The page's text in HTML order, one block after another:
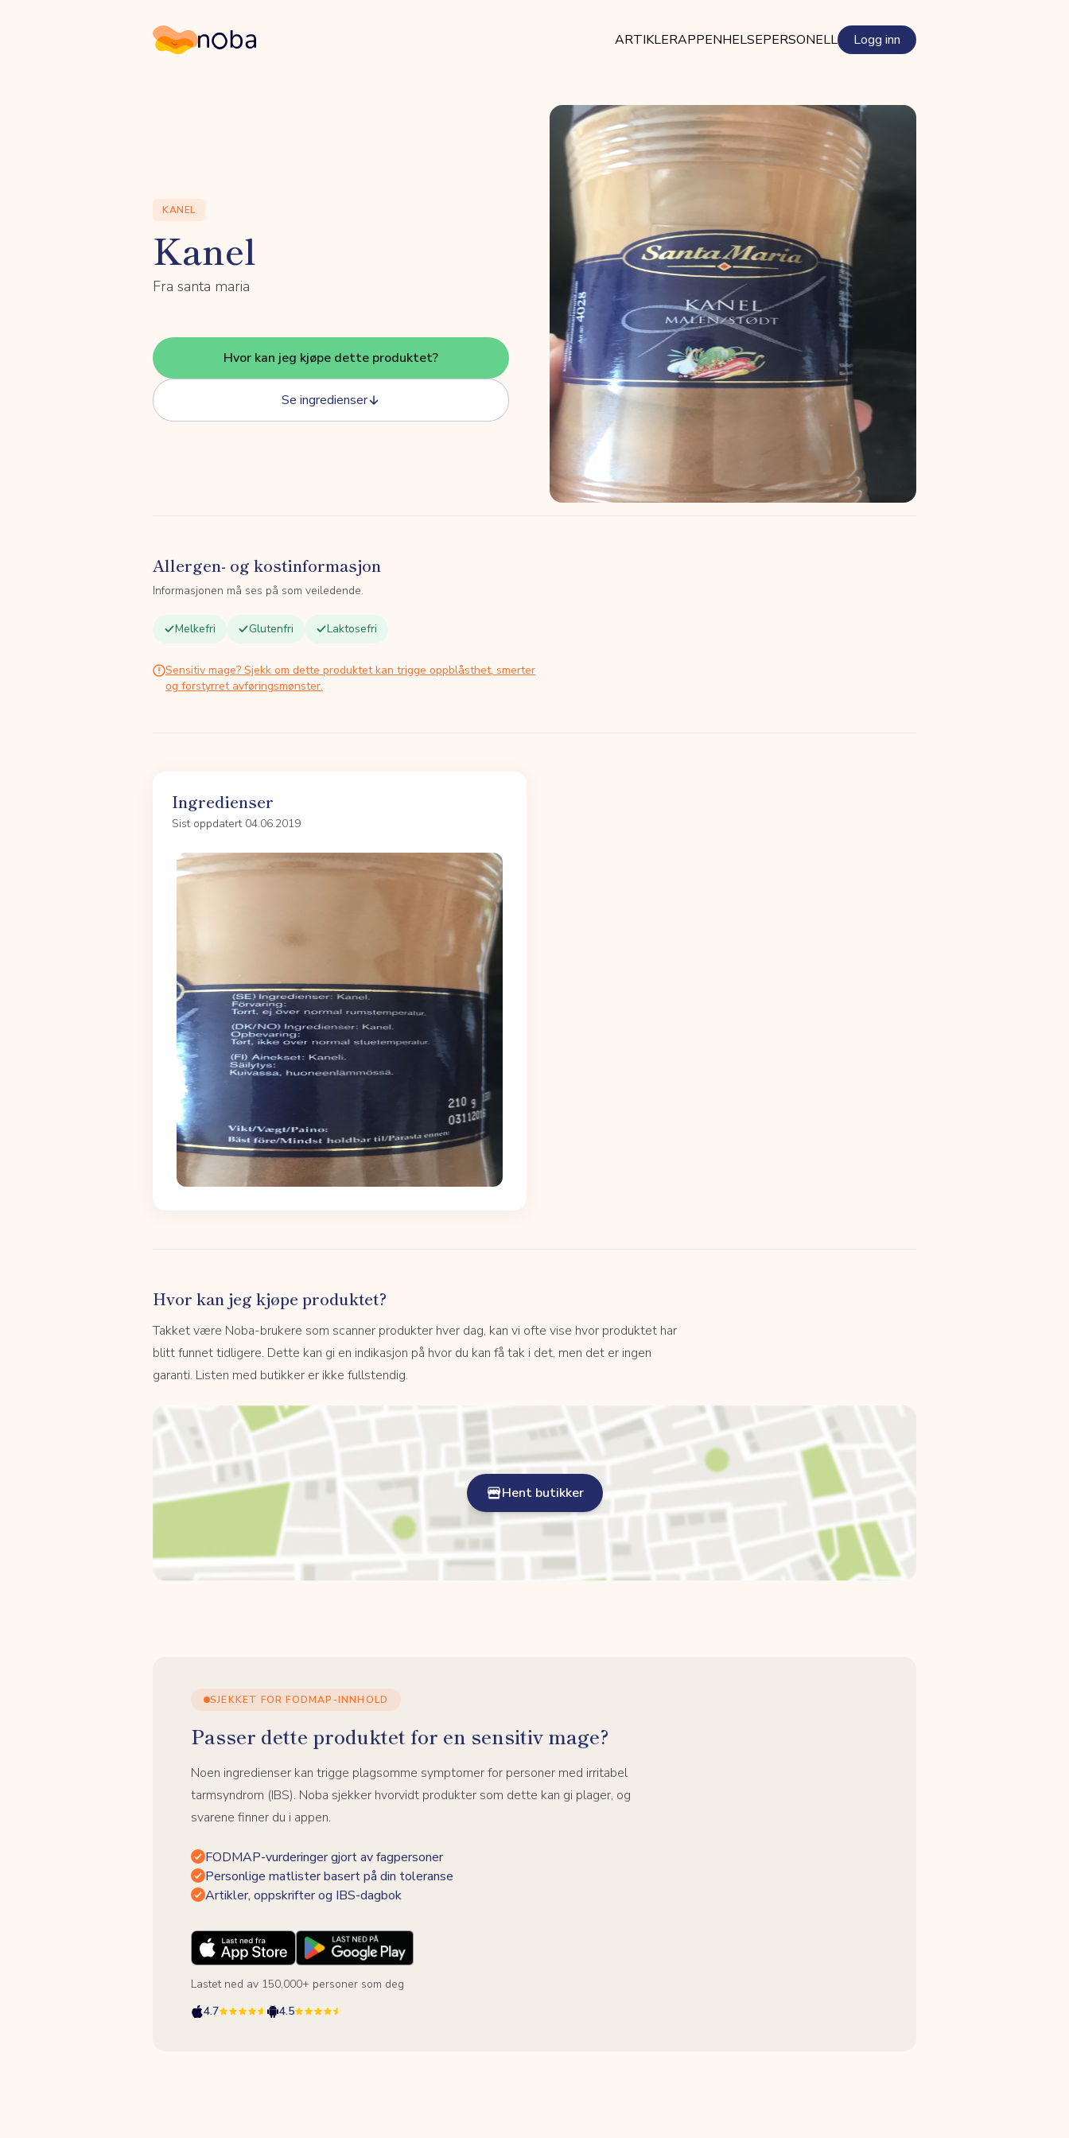
Noba ARTIKLERAPPENHELSEPERSONELL Logg inn
KANEL
Kanel
Fra santa maria
Hvor kan jeg kjøpe dette produktet?
Se ingredienser
Allergen- og kostinformasjon
Informasjonen må ses på som veiledende.
Melkefri Glutenfri Laktosefri
Sensitiv mage? Sjekk om dette produktet kan trigge oppblåsthet, smerter
og forstyrret avføringsmønster.
Ingredienser
Sist oppdatert 04.06.2019
Hvor kan jeg kjøpe produktet?
Takket være Noba-brukere som scanner produkter hver dag, kan vi ofte vise hvor produktet har
blitt funnet tidligere. Dette kan gi en indikasjon på hvor du kan få tak i det, men det er ingen
garanti. Listen med butikker er ikke fullstendig.
Hent butikker
SJEKKET FOR FODMAP-INNHOLD
Passer dette produktet for en sensitiv mage?
Noen ingredienser kan trigge plagsomme symptomer for personer med irritabel
tarmsyndrom (IBS). Noba sjekker hvorvidt produkter som dette kan gi plager, og
svarene finner du i appen.
FODMAP-vurderinger gjort av fagpersoner
Personlige matlister basert på din toleranse
Artikler, oppskrifter og IBS-dagbok
Lastet ned av 150,000+ personer som deg
4.7
4.5